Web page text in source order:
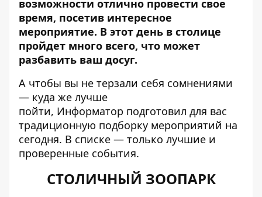
возможности отлично провести свое
время, посетив интересное
мероприятие. В этот день в столице
пройдет много всего, что может
разбавить ваш досуг.
А чтобы вы не терзали себя сомнениями
— куда же лучше
пойти, Информатор подготовил для вас
традиционную подборку мероприятий на
сегодня. В списке — только лучшие и
проверенные события.
СТОЛИЧНЫЙ ЗООПАРК